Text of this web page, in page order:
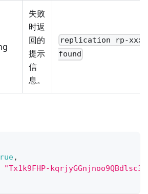
失败
时返
回的
提示
信
息。
replication rp-xxx
found
,
"Tx1k9FHP-